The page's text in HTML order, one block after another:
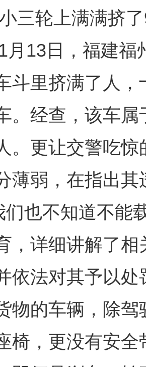
轮上满满挤了9
月13日，福建福
斗里挤满了人
。经查，该车
。更让交警吃
薄弱，在指出其
们也不知道不能
，详细讲解了
依法对其予以
物的车辆，除
椅，更没有安
药下症？